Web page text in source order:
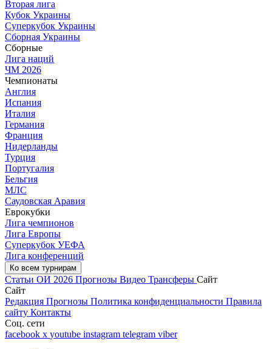
Вторая лига
Кубок Украины
Суперкубок Украины
Сборная Украины
Сборные
Лига наций
ЧМ 2026
Чемпионаты
Англия
Испания
Италия
Германия
Франция
Нидерланды
Турция
Португалия
Бельгия
МЛС
Саудовская Аравия
Еврокубки
Лига чемпионов
Лига Европы
Суперкубок УЕФА
Лига конференций
Ко всем турнирам
Статьи ОИ 2026 Прогнозы Видео Трансферы Сайт
Сайт
Редакция Прогнозы Политика конфиденциальности Правила
сайту Контакты
Соц. сети
facebook x youtube instagram telegram viber